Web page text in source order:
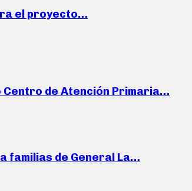
el proyecto…
de Atención Primaria…
familias de General La…